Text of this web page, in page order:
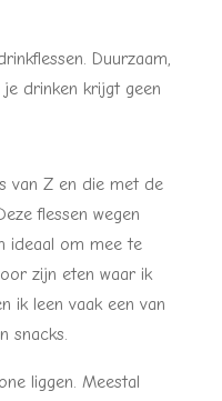
Duurzaam,
drinken krijgt geen
van Z en die met de
flessen wegen
ideaal om mee te
zijn eten waar ik
ik leen vaak een van
snacks.
liggen. Meestal